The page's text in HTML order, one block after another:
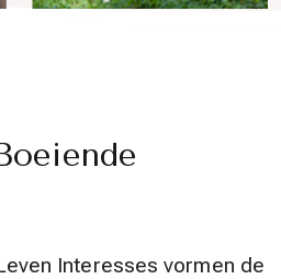
Interesses vormen de